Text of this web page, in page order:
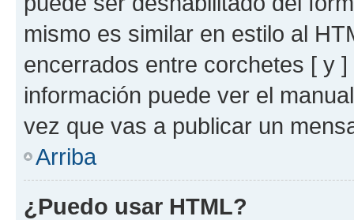
mismo es similar en estilo al
encerrados entre corchetes [ y
información puede ver el
vez que vas a publicar un
Arriba
¿Puedo usar HTML?